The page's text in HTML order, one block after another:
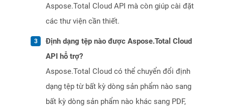
Aspose.Total Cloud API mà còn giúp cài đặt
các thư viện cần thiết.
Định dạng tệp nào được Aspose.Total Cloud
API hỗ trợ?
Aspose.Total Cloud có thể chuyển đổi định
dạng tệp từ bất kỳ dòng sản phẩm nào sang
bất kỳ dòng sản phẩm nào khác sang PDF,